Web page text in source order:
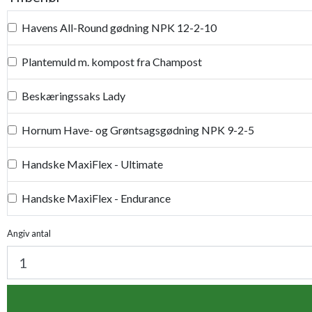
Havens All-Round gødning NPK 12-2-10
Plantemuld m. kompost fra Champost
Beskæringssaks Lady
Hornum Have- og Grøntsagsgødning NPK 9-2-5
Handske MaxiFlex - Ultimate
Handske MaxiFlex - Endurance
Handske MaxiFlex - Elite
Handske MaxiFlex - Cut
Angiv antal